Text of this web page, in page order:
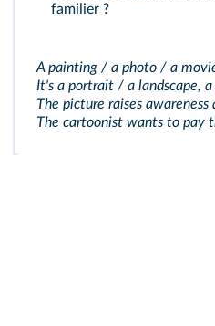
familier ?
A painting / a photo / a
It's a portrait / a landscape,
The picture raises
The cartoonist wants to pay